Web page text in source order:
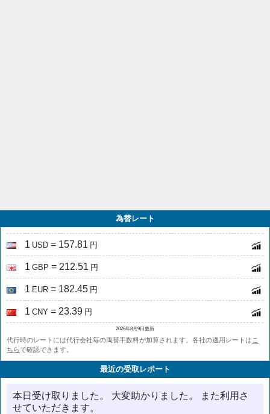
為替レート
1 USD = 157.81 円
1 GBP = 212.51 円
1 EUR = 182.45 円
1 CNY = 23.39 円
2026年8月9日更新
代行時のレートには代行会社毎の両替手数料が加算されます。各社の適用レートはこ
ちらで確認できます。
最近の受取レポート
本日受け取りました。 大変助かりました。 また利用さ
せていただきます。